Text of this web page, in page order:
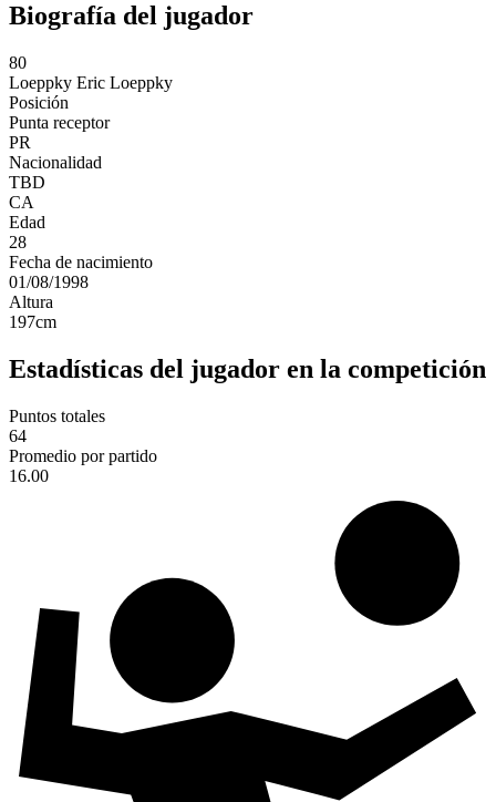
Biografía del jugador
80
Loeppky Eric Loeppky
Posición
Punta receptor
PR
Nacionalidad
TBD
CA
Edad
28
Fecha de nacimiento
01/08/1998
Altura
197cm
Estadísticas del jugador en la competición
Puntos totales
64
Promedio por partido
16.00